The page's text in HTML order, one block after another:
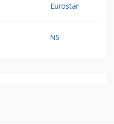
Eurostar
NS